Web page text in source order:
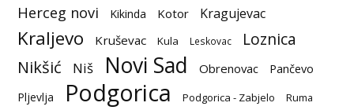
Herceg novi Kikinda Kotor Kragujevac
Kraljevo Kruševac Kula Leskovac Loznica
Nikšić Niš Novi Sad Obrenovac Pančevo
Pljevlja Podgorica Podgorica - Zabjelo Ruma